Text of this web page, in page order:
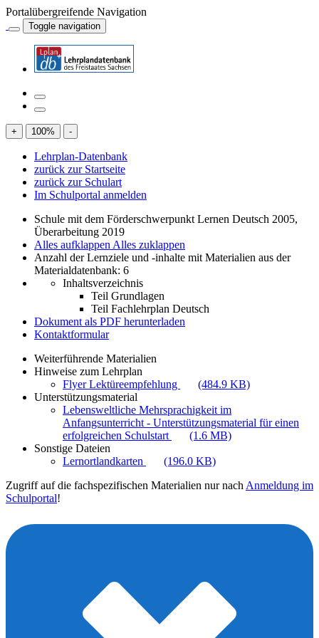
Portalübergreifende Navigation
Toggle navigation
+ 100% -
Lehrplan-Datenbank
zurück zur Startseite
zurück zur Schulart
Im Schulportal anmelden
Schule mit dem Förderschwerpunkt Lernen Deutsch 2005,
Überarbeitung 2019
Alles aufklappen Alles zuklappen
Anzahl der Lernziele und -inhalte mit Materialien aus der
Materialdatenbank: 6
Inhaltsverzeichnis
Teil Grundlagen
Teil Fachlehrplan Deutsch
Dokument als PDF herunterladen
Kontaktformular
Weiterführende Materialien
Hinweise zum Lehrplan
Flyer Lektüreempfehlung
(484.9 KB)
Unterstützungsmaterial
Lebensweltliche Mehrsprachigkeit im
Anfangsunterricht - Unterstützungsmaterial für einen
erfolgreichen Schulstart
(1.6 MB)
Sonstige Dateien
Lernortlandkarten
(196.0 KB)
Zugriff auf die fachspezifischen Materialien nur nach Anmeldung im
Schulportal!